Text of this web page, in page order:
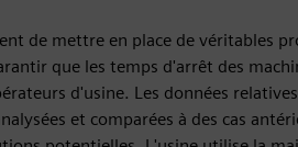
de mettre en place de véritables
que les temps d'arrêt des
d'usine. Les données
et comparées à des cas